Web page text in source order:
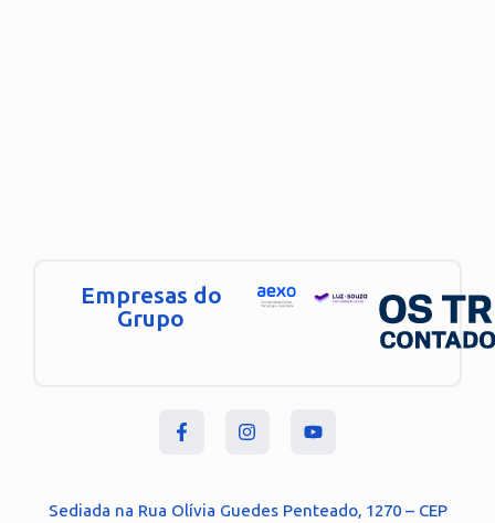
Empresas do
Grupo
Sediada na Rua Olívia Guedes Penteado, 1270 – CEP